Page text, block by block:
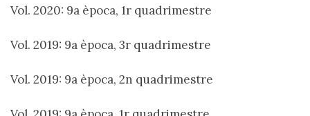
Vol. 2020: 9a època, 1r quadrimestre
Vol. 2019: 9a època, 3r quadrimestre
Vol. 2019: 9a època, 2n quadrimestre